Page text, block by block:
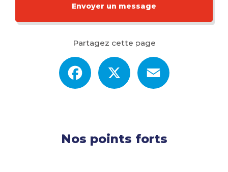
Envoyer un message
Partagez cette page
Facebook
Nos points forts